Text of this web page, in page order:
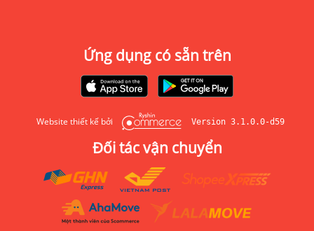
Ứng dụng có sẵn trên
Website thiết kế bởi Version 3.1.0.0-d59
Đối tác vận chuyển